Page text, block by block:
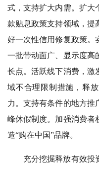
式，支持扩大内需。扩大
款贴息政策支持领域，提
好一次性信用修复政策。
一批带动面广、显示度高
长点。活跃线下消费，激
域不合理限制措施，释
力。支持有条件的地方推
峰休假制度。加强消费者
造“购在中国”品牌。
充分挖掘释放有效投